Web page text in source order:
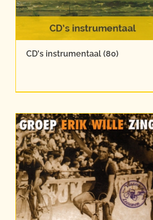
CD's instrumentaal (80)